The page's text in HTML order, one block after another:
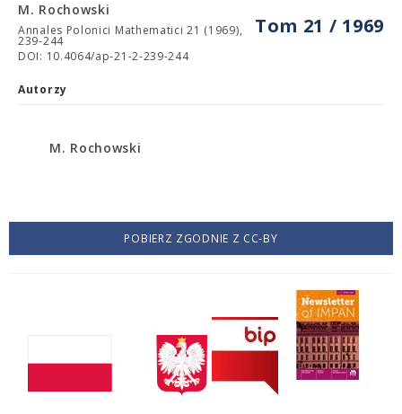
Tom 21 / 1969
M. Rochowski
Annales Polonici Mathematici 21 (1969),
239-244
DOI: 10.4064/ap-21-2-239-244
Autorzy
M. Rochowski
POBIERZ ZGODNIE Z CC-BY